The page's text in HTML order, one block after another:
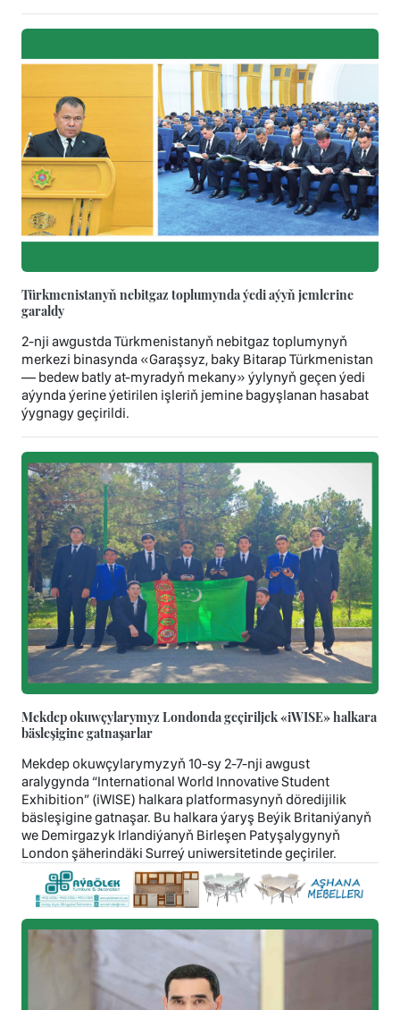
Türkmenistanyň nebitgaz toplumynda ýedi aýyň jemlerine
garaldy
2-nji awgustda Türkmenistanyň nebitgaz toplumynyň
merkezi binasynda «Garaşsyz, baky Bitarap Türkmenistan
— bedew batly at-myradyň mekany» ýylynyň geçen ýedi
aýynda ýerine ýetirilen işleriň jemine bagyşlanan hasabat
ýygnagy geçirildi.
Mekdep okuwçylarymyz Londonda geçiriljek «iWISE» halkara
bäsleşigine gatnaşarlar
Mekdep okuwçylarymyzyň 10-sy 2-7-nji awgust
aralygynda “International World Innovative Student
Exhibition” (iWISE) halkara platformasynyň döredijilik
bäsleşigine gatnaşar. Bu halkara ýaryş Beýik Britaniýanyň
we Demirgazyk Irlandiýanyň Birleşen Patyşalygynyň
London şäherindäki Surreý uniwersitetinde geçiriler.